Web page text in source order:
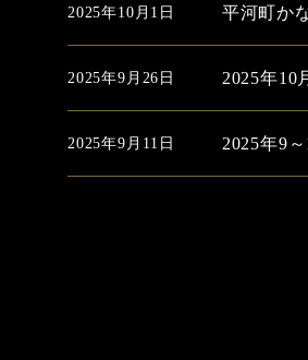
平河町か
2025年10月1日
2025年
2025年9月26日
2025年9
2025年9月11日